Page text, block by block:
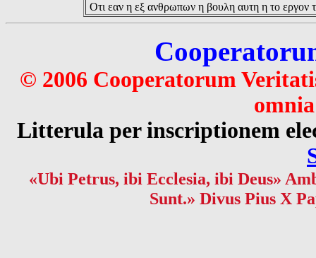
Οτι εαν η εξ ανθρωπων η βουλη αυτη η το εργον
© 2006 Cooperatorum
Litterula per inscriptionem
«Ubi Petrus, ibi Ecclesia, ibi Deus»
Sunt.» Divus Pius X